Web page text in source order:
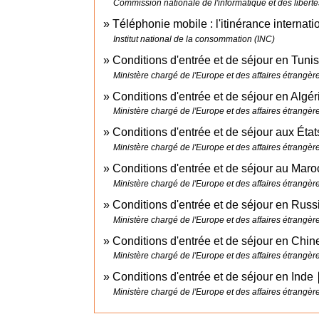
Commission nationale de l'informatique et des
Téléphonie mobile : l'itinérance
Institut national de la consommation (INC)
Conditions d'entrée et de séjour en
Ministère chargé de l'Europe et des affaires
Conditions d'entrée et de séjour en
Ministère chargé de l'Europe et des affaires
Conditions d'entrée et de séjour aux
Ministère chargé de l'Europe et des affaires
Conditions d'entrée et de séjour au
Ministère chargé de l'Europe et des affaires
Conditions d'entrée et de séjour en
Ministère chargé de l'Europe et des affaires
Conditions d'entrée et de séjour en
Ministère chargé de l'Europe et des affaires
Conditions d'entrée et de séjour en Inde
Ministère chargé de l'Europe et des affaires